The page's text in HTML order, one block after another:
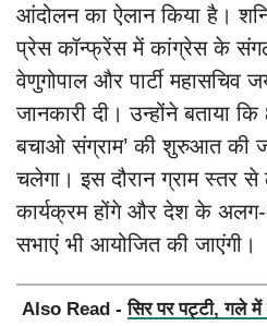
आंदोलन का ऐलान किया है।
प्रेस कॉन्फ्रेंस में कांग्रेस के
वेणुगोपाल और पार्टी महासचिव
जानकारी दी। उन्होंने बताया
बचाओ संग्राम’ की शुरुआत की
चलेगा। इस दौरान ग्राम स्तर
कार्यक्रम होंगे और देश के अलग-
सभाएं भी आयोजित की जाएंगी।
Also Read -सिर पर पट्टी, गले